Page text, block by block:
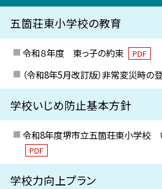
五箇荘東小学校の教育
令和８年度 東っ子の約束 PDF
（令和8年5月改訂版）非常変災時の
学校いじめ防止基本方針
令和8年度堺市立五箇荘東小学校
PDF
学校力向上プラン